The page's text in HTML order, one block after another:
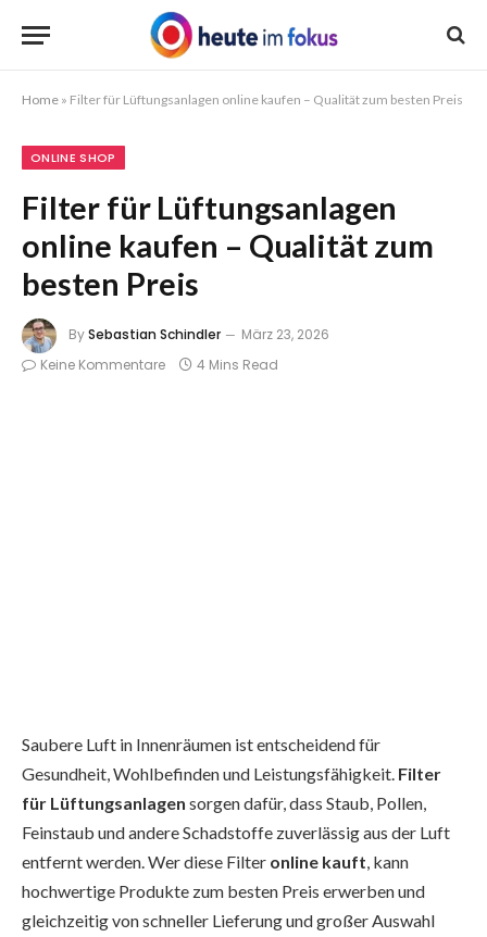
Home » Filter für Lüftungsanlagen online kaufen – Qualität zum besten Preis
ONLINE SHOP
Filter für Lüftungsanlagen
online kaufen – Qualität zum
besten Preis
BySebastian Schindler
März 23, 2026
Keine Kommentare
4 Mins Read
Saubere Luft in Innenräumen ist entscheidend für
Gesundheit, Wohlbefinden und Leistungsfähigkeit. Filter
für Lüftungsanlagen sorgen dafür, dass Staub, Pollen,
Feinstaub und andere Schadstoffe zuverlässig aus der Luft
entfernt werden. Wer diese Filter online kauft , kann
hochwertige Produkte zum besten Preis erwerben und
gleichzeitig von schneller Lieferung und großer Auswahl